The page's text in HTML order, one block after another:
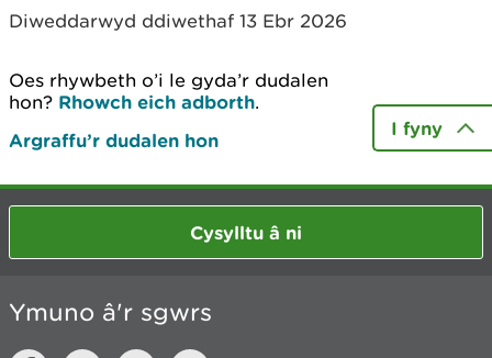
Diweddarwyd ddiwethaf 13 Ebr 2026
Oes rhywbeth o’i le gyda’r dudalen
hon? Rhowch eich adborth.
Argraffu’r dudalen hon
I fyny
Cysylltu â ni
Ymuno â'r sgwrs